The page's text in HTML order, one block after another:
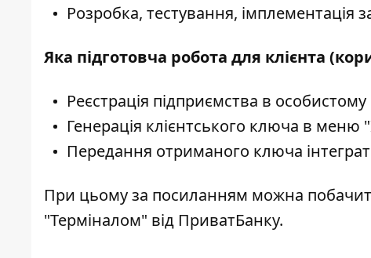
Розробка, тестування, імплементація
Яка підготовча робота для клієнта
Реєстрація підприємства в особистому
Генерація клієнтського ключа в меню
Передання отриманого ключа
При цьомуза посиланням можна
"Терміналом" від ПриватБанку.